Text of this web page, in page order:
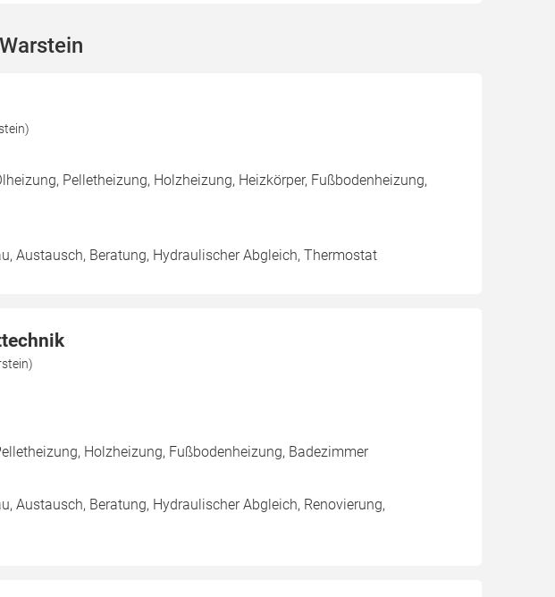
Pelletheizung, Holzheizung, Heizkörper, Fußbodenheizung,
Austausch, Beratung, Hydraulischer Abgleich, Thermostat
Holzheizung, Fußbodenheizung, Badezimmer
Austausch, Beratung, Hydraulischer Abgleich, Renovierung,